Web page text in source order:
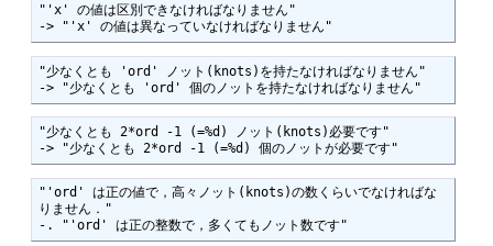
"'x' の値は区別できなければなりません"
-> "'x' の値は異なっていなければなりません"
"少なくとも 'ord' ノット(knots)を持たなければなりません"
-> "少なくとも 'ord' 個のノットを持たなければなりません"
"少なくとも 2*ord -1 (=%d) ノット(knots)必要です"
-> "少なくとも 2*ord -1 (=%d) 個のノットが必要です"
"'ord' は正の値で，高々ノット(knots)の数くらいでなければな
りません．"
-. "'ord' は正の整数で，多くてもノット数です"